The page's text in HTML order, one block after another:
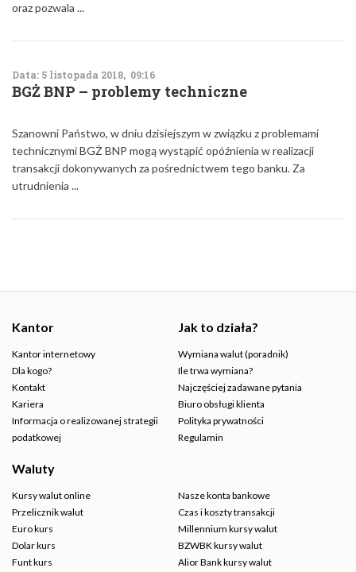
oraz pozwala ...
Data: 5 listopada 2018, 09:16
BGŻ BNP – problemy techniczne
Szanowni Państwo, w dniu dzisiejszym w związku z problemami
technicznymi BGŻ BNP mogą wystąpić opóźnienia w realizacji
transakcji dokonywanych za pośrednictwem tego banku. Za
utrudnienia ...
Kantor
Kantor internetowy
Dla kogo?
Kontakt
Kariera
Informacja o realizowanej strategii
podatkowej
Jak to działa?
Wymiana walut (poradnik)
Ile trwa wymiana?
Najczęściej zadawane pytania
Biuro obsługi klienta
Polityka prywatności
Regulamin
Waluty
Kursy walut online
Przelicznik walut
Euro kurs
Dolar kurs
Funt kurs
Nasze konta bankowe
Czas i koszty transakcji
Millennium kursy walut
BZWBK kursy walut
Alior Bank kursy walut